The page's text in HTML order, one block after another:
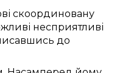
скоординовану
несприятливі
до